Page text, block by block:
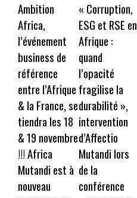
Ambition
Africa,
l’événement
business de
référence
entre l’Afrique
& la France, se
tiendra les 18
& 19 novembre
!!! Africa
Mutandi est à
nouveau
« Corruption,
ESG et RSE en
Afrique :
quand
l’opacité
fragilise la
durabilité »,
intervention
d’Affectio
Mutandi lors
de la
conférence